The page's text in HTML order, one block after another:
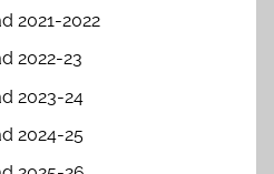
2021-2022
2022-23
2023-24
2024-25